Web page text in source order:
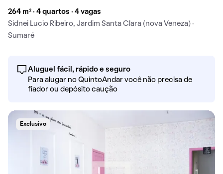
264 m² · 4 quartos · 4 vagas
Sidnei Lucio Ribeiro, Jardim Santa Clara (nova Veneza) ·
Sumaré
Aluguel fácil, rápido e seguro
Para alugar no QuintoAndar você não precisa de
fiador ou depósito caução
Exclusivo